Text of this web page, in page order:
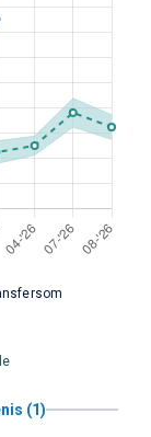
(1)